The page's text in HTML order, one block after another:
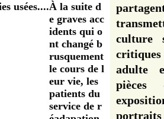
À la suite d
e graves acc
idents qui o
nt changé b
rusquement
le cours de l
eur vie, les
patients du
service de r
culture
adulte
portraits